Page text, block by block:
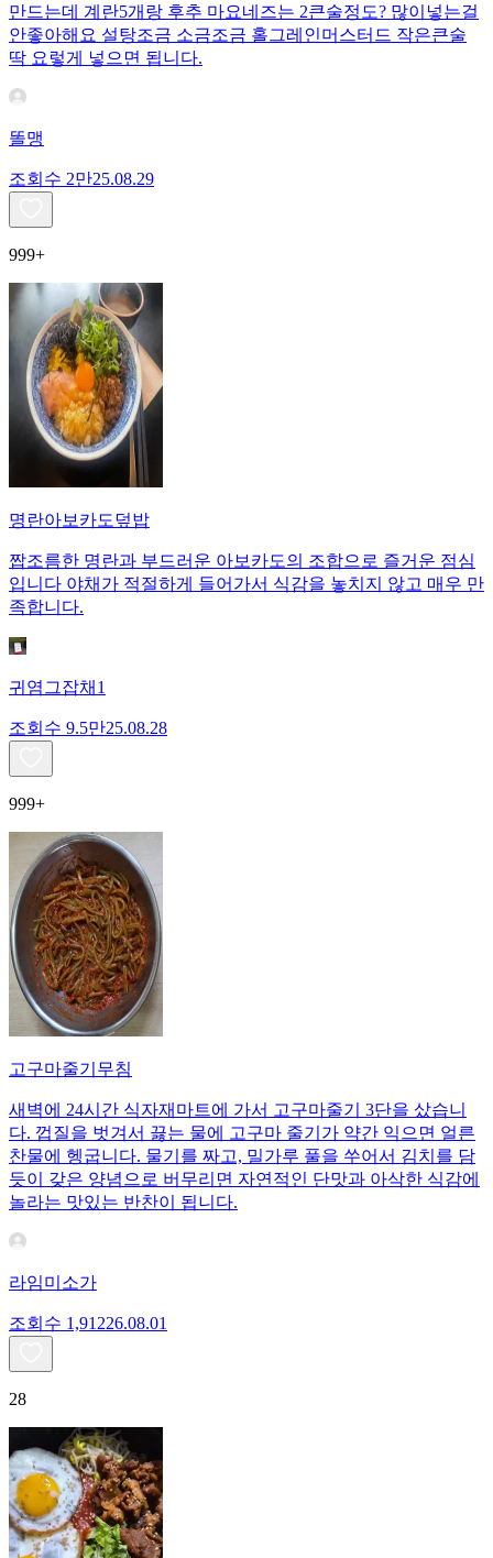
만드는데 계란5개랑 후추 마요네즈는 2큰술정도? 많이넣는걸
안좋아해요 설탕조금 소금조금 홀그레인머스터드 작은큰술
딱 요렇게 넣으면 됩니다.
똘맹
조회수 2만25.08.29
999+
명란아보카도덮밥
짭조름한 명란과 부드러운 아보카도의 조합으로 즐거운 점심
입니다 야채가 적절하게 들어가서 식감을 놓치지 않고 매우 만
족합니다.
귀염그잡채1
조회수 9.5만25.08.28
999+
고구마줄기무침
새벽에 24시간 식자재마트에 가서 고구마줄기 3단을 샀습니
다. 껍질을 벗겨서 끓는 물에 고구마 줄기가 약간 익으면 얼른
찬물에 헹굽니다. 물기를 짜고, 밀가루 풀을 쑤어서 김치를 담
듯이 갖은 양념으로 버무리면 자연적인 단맛과 아삭한 식감에
놀라는 맛있는 반찬이 됩니다.
라임미소가
조회수 1,91226.08.01
28